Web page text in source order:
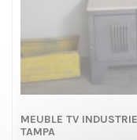
MEUBLE TV
TAMPA